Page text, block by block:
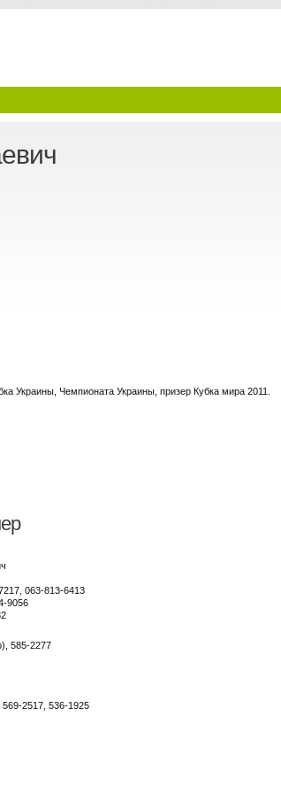
Украины, Чемпионата Украины, призер Кубка мира 2011.
063-813-6413
9056
585-2277
2517, 536-1925